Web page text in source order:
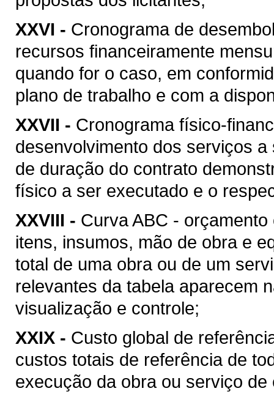
XXVI - Cronograma de
recursos financeiramente
quando for o caso, em
plano de trabalho e com a
XXVII - Cronograma físico-
desenvolvimento dos serviços
de duração do contrato
físico a ser executado e o
XXVIII - Curva ABC -
itens, insumos, mão de obra e
total de uma obra ou de um
relevantes da tabela aparecem
visualização e controle;
XXIX - Custo global de
custos totais de referência de
execução da obra ou serviço